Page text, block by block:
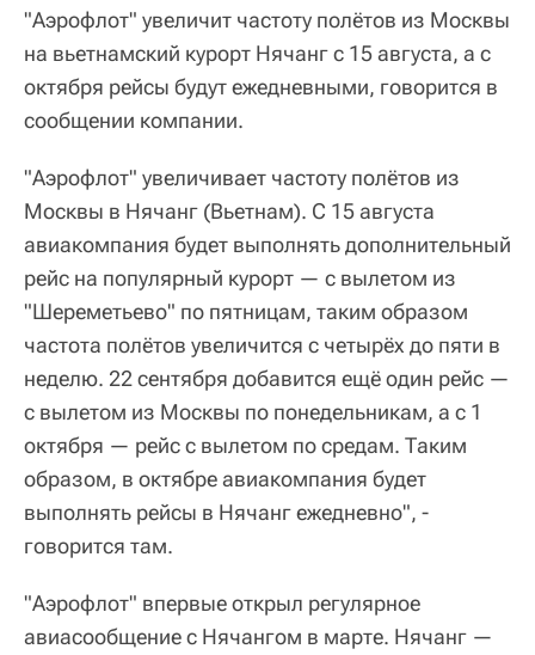
"Аэрофлот" увеличит частоту полётов из Москвы
на вьетнамский курорт Нячанг с 15 августа, а с
октября рейсы будут ежедневными, говорится в
сообщении компании.
"Аэрофлот" увеличивает частоту полётов из
Москвы в Нячанг (Вьетнам). С 15 августа
авиакомпания будет выполнять дополнительный
рейс на популярный курорт — с вылетом из
"Шереметьево" по пятницам, таким образом
частота полётов увеличится с четырёх до пяти в
неделю. 22 сентября добавится ещё один рейс —
с вылетом из Москвы по понедельникам, а с 1
октября — рейс с вылетом по средам. Таким
образом, в октябре авиакомпания будет
выполнять рейсы в Нячанг ежедневно", -
говорится там.
"Аэрофлот" впервые открыл регулярное
авиасообщение с Нячангом в марте. Нячанг —